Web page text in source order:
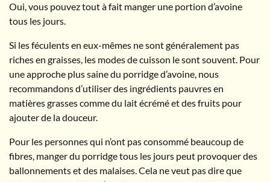
Oui, vous pouvez tout à fait manger une portion d’avoine
tous les jours.
Si les féculents en eux-mêmes ne sont généralement pas
riches en graisses, les modes de cuisson le sont souvent. Pour
une approche plus saine du porridge d’avoine, nous
recommandons d’utiliser des ingrédients pauvres en
matières grasses comme du lait écrémé et des fruits pour
ajouter de la douceur.
Pour les personnes qui n’ont pas consommé beaucoup de
fibres, manger du porridge tous les jours peut provoquer des
ballonnements et des malaises. Cela ne veut pas dire que